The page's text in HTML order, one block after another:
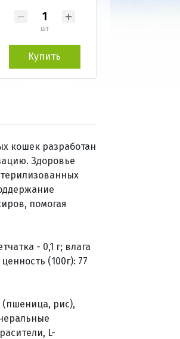
шт
Купить
кошек разработан
Здоровье
помогая
- 0,1 г; влага
(100г): 77
(пшеница, рис),
L-